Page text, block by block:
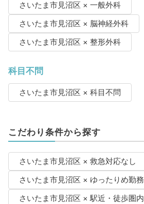
さいたま市見沼区 × 一般外科
さいたま市見沼区 × 脳神経外科
さいたま市見沼区 × 整形外科
科目不問
さいたま市見沼区 × 科目不問
こだわり条件から探す
さいたま市見沼区 × 救急対応なし
さいたま市見沼区 × ゆったりめ勤務
さいたま市見沼区 × 駅近・徒歩圏内